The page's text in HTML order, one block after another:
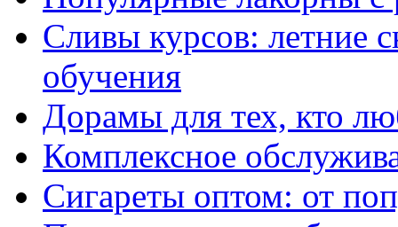
Сливы курсов: летние
обучения
Дорамы для тех, кто
Комплексное
Сигареты оптом: от